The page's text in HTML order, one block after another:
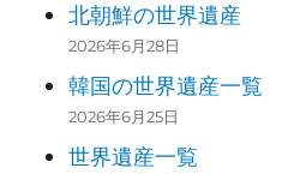
北朝鮮の世界遺産
2026年6月28日
韓国の世界遺産一覧
2026年6月25日
世界遺産一覧